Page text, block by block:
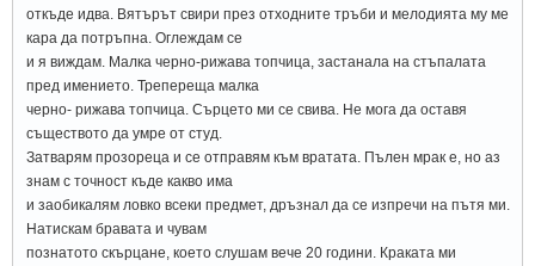
откъде идва. Вятърът свири през отходните тръби и мелодията му ме
кара да потръпна. Оглеждам се
и я виждам. Малка черно-рижава топчица, застанала на стъпалата
пред имението. Трепереща малка
черно- рижава топчица. Сърцето ми се свива. Не мога да оставя
съществото да умре от студ.
Затварям прозореца и се отправям към вратата. Пълен мрак е, но аз
знам с точност къде какво има
и заобикалям ловко всеки предмет, дръзнал да се изпречи на пътя ми.
Натискам бравата и чувам
познатото скърцане, което слушам вече 20 години. Краката ми